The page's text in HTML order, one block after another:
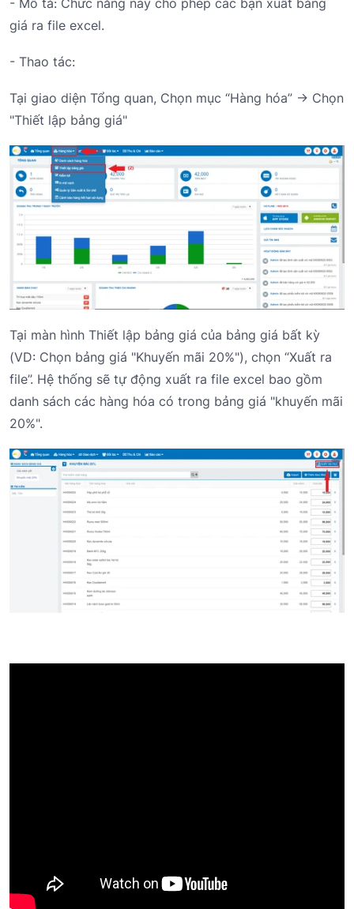
- Mô tả: Chức năng này cho phép các bạn xuất bảng
giá ra file excel.
- Thao tác:
Tại giao diện Tổng quan, Chọn mục “Hàng hóa” -> Chọn
"Thiết lập bảng giá"
Tại màn hình Thiết lập bảng giá của bảng giá bất kỳ
(VD: Chọn bảng giá "Khuyến mãi 20%"), chọn “Xuất ra
file”. Hệ thống sẽ tự động xuất ra file excel bao gồm
danh sách các hàng hóa có trong bảng giá "khuyến mãi
20%".